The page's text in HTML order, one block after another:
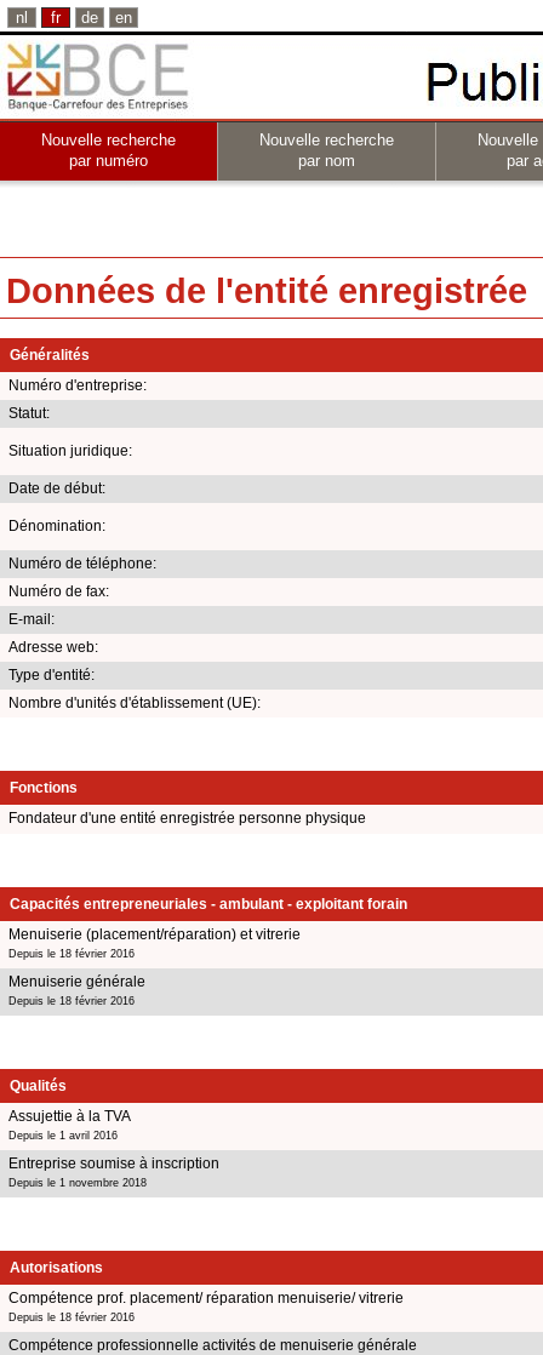
nl fr de en
Nouvelle recherche
par numéro
Nouvelle recherche
par nom
par
Données de l'entité enregistrée
Généralités
Numéro d'entreprise:
Statut:
Situation juridique:
Date de début:
Dénomination:
Numéro de téléphone:
Numéro de fax:
E-mail:
Adresse web:
Type d'entité:
Nombre d'unités d'établissement (UE):
Fonctions
Fondateur d'une entité enregistrée personne physique
Capacités entrepreneuriales - ambulant - exploitant forain
Menuiserie (placement/réparation) et vitrerie
Depuis le 18 février 2016
Menuiserie générale
Depuis le 18 février 2016
Qualités
Assujettie à la TVA
Depuis le 1 avril 2016
Entreprise soumise à inscription
Depuis le 1 novembre 2018
Autorisations
Compétence prof. placement/ réparation menuiserie/ vitrerie
Depuis le 18 février 2016
Compétence professionnelle activités de menuiserie générale